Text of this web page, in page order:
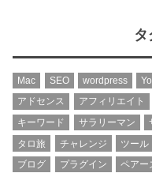
Mac SEO wordpress
アドセンス
アフィリエイト
キーワード
サラリーマン
タロ旅
チャレンジ ツール
ブログ
プラグイン ペアー